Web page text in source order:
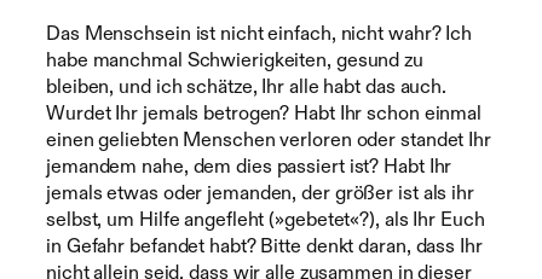
Das Menschsein ist nicht einfach, nicht wahr? Ich
habe manchmal Schwierigkeiten, gesund zu
bleiben, und ich schätze, Ihr alle habt das auch.
Wurdet Ihr jemals betrogen? Habt Ihr schon einmal
einen geliebten Menschen verloren oder standet Ihr
jemandem nahe, dem dies passiert ist? Habt Ihr
jemals etwas oder jemanden, der größer ist als ihr
selbst, um Hilfe angefleht (»gebetet«?), als Ihr Euch
in Gefahr befandet habt? Bitte denkt daran, dass Ihr
nicht allein seid, dass wir alle zusammen in dieser